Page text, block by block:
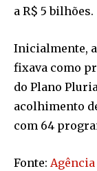
a R$ 5 bilhões.
Inicialmente,
fixava como
do Plano
acolhimento
com 64
Fonte: